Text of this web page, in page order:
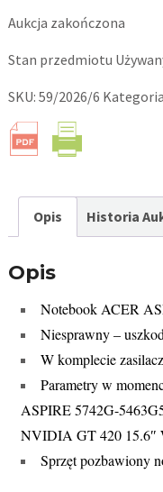
Aukcja zakończona
Stan przedmiotu
SKU: 59/2026/6
Opis Historia
Opis
Notebook ACER
Niesprawny –
W komplecie
Parametry w
ASPIRE 5742G-
NVIDIA GT 420 15.6″
Sprzęt pozbawiony